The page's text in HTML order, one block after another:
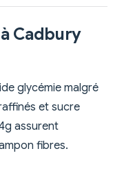
Cadbury
glycémie malgré
et sucre
assurent
fibres.